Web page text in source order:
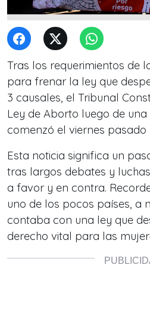
Tras los requerimientos de
para frenar la ley que
3 causales, el Tribunal
Ley de Aborto luego de
comenzó el viernes
Esta noticia significa un
tras largos debates y
a favor y en contra.
uno de los pocos países, a
contaba con una ley que
derecho vital para las